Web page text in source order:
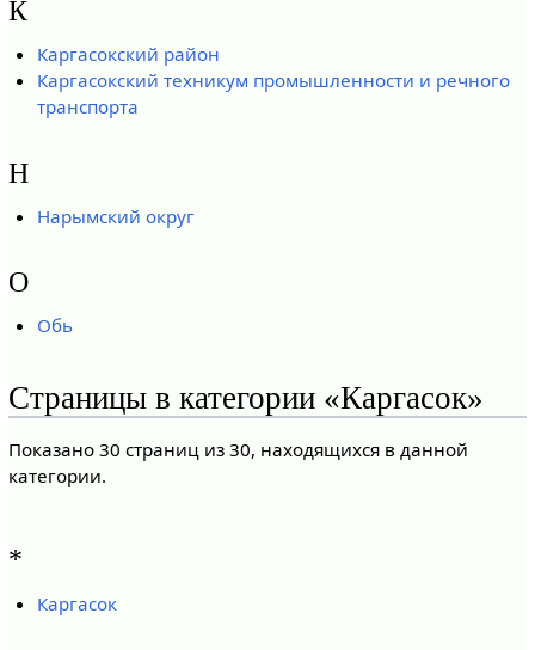
К
Каргасокский район
Каргасокский техникум промышленности и речного
транспорта
Н
Нарымский округ
О
Обь
Страницы в категории «Каргасок»
Показано 30 страниц из 30, находящихся в данной
категории.
*
Каргасок